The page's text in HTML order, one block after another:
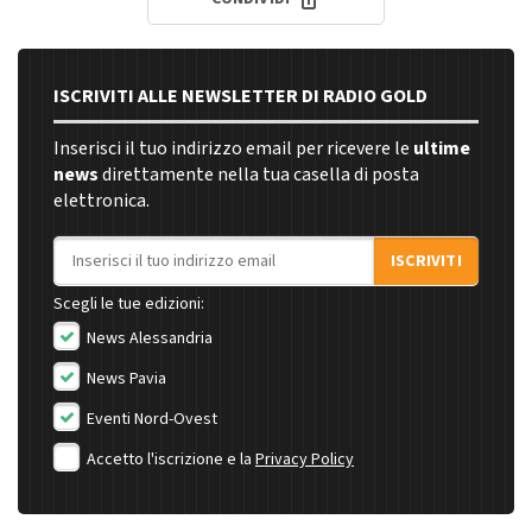
ISCRIVITI ALLE NEWSLETTER DI RADIO GOLD
Inserisci il tuo indirizzo email per ricevere le ultime
newsdirettamente nella tua casella di posta
elettronica.
Indirizzo email
ISCRIVITI
Scegli le tue edizioni:
News Alessandria
News Pavia
Eventi Nord-Ovest
Accetto l'iscrizione e la Privacy Policy